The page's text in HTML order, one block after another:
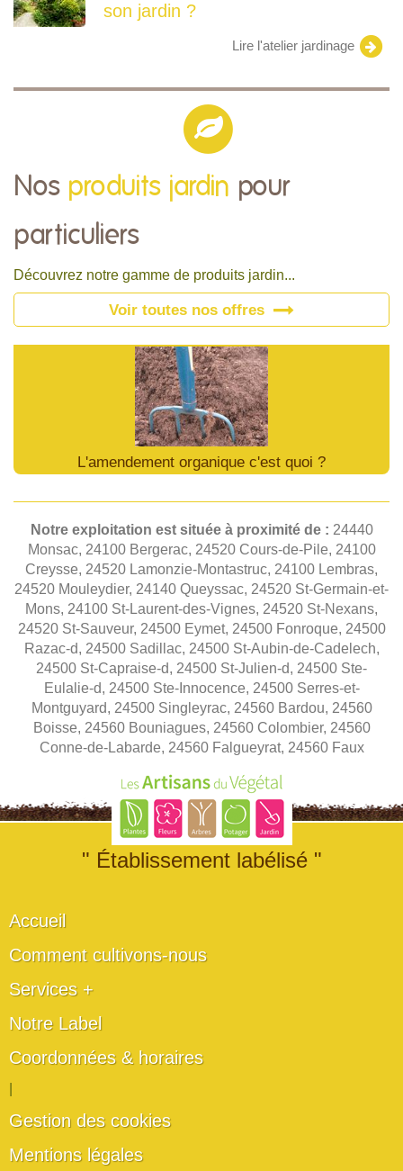
son jardin ?
Lire l'atelier jardinage
Nos produits jardin pour
particuliers
Découvrez notre gamme de produits jardin...
Voir toutes nos offres
L'amendement organique c'est quoi ?
Notre exploitation est située à proximité de : 24440
Monsac, 24100 Bergerac, 24520 Cours-de-Pile, 24100
Creysse, 24520 Lamonzie-Montastruc, 24100 Lembras,
24520 Mouleydier, 24140 Queyssac, 24520 St-Germain-et-
Mons, 24100 St-Laurent-des-Vignes, 24520 St-Nexans,
24520 St-Sauveur, 24500 Eymet, 24500 Fonroque, 24500
Razac-d, 24500 Sadillac, 24500 St-Aubin-de-Cadelech,
24500 St-Capraise-d, 24500 St-Julien-d, 24500 Ste-
Eulalie-d, 24500 Ste-Innocence, 24500 Serres-et-
Montguyard, 24500 Singleyrac, 24560 Bardou, 24560
Boisse, 24560 Bouniagues, 24560 Colombier, 24560
Conne-de-Labarde, 24560 Falgueyrat, 24560 Faux
" Établissement labélisé "
Accueil
Comment cultivons-nous
Services +
Notre Label
Coordonnées & horaires
Gestion des cookies
Mentions légales